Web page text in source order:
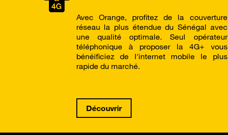
Avec Orange, profitez de la couverture
réseau la plus étendue du Sénégal avec
une qualité optimale. Seul opérateur
téléphonique à proposer la 4G+ vous
bénéificiez de l'internet mobile le plus
rapide du marché.
Découvrir